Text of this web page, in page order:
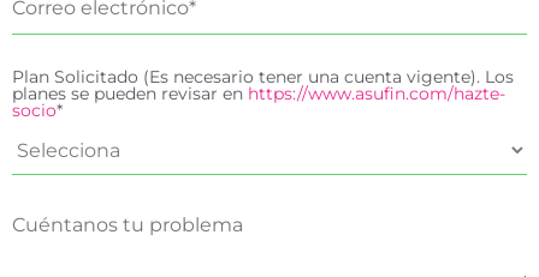
Plan Solicitado (Es necesario tener una cuenta vigente). Los
planes se pueden revisar en https://www.asufin.com/hazte-
socio*